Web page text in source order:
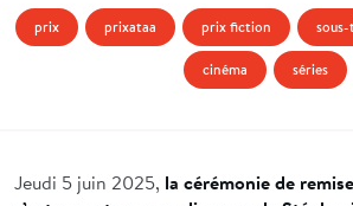
prix prixataa prix fiction
cinéma séries
Jeudi 5 juin 2025, la cérémonie de